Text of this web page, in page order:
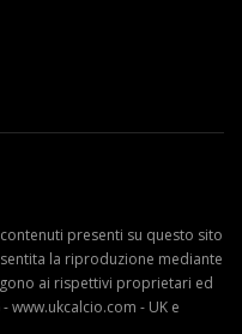
presenti su questo sito
la riproduzione mediante
ai rispettivi proprietari ed
www.ukcalcio.com - UK e